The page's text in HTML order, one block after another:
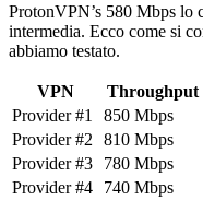
ProtonVPN’s 580 Mbps lo
intermedia. Ecco come si
abbiamo testato.
VPN Throughput
Provider #1
850 Mbps
Provider #2
810 Mbps
Provider #3
780 Mbps
Provider #4
740 Mbps